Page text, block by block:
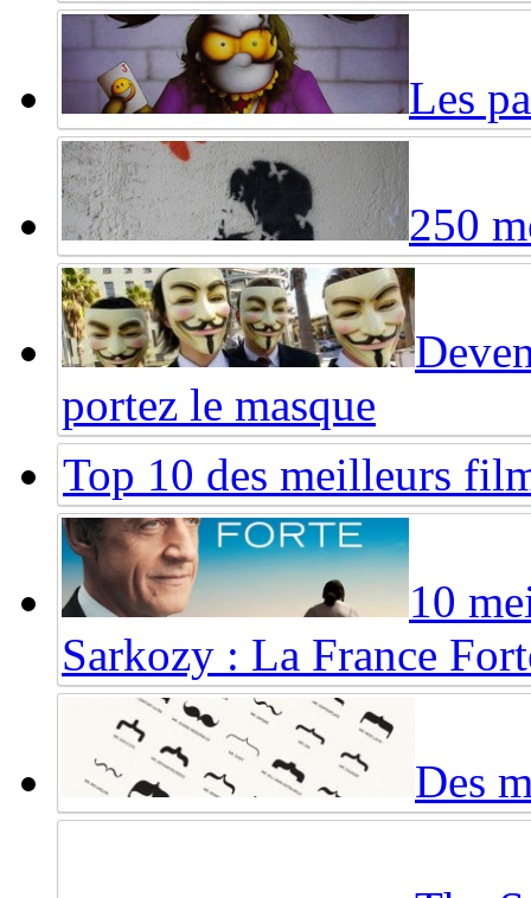
Les
250
portez le masque
Top 10 des meilleurs
10
Sarkozy : La France
Des